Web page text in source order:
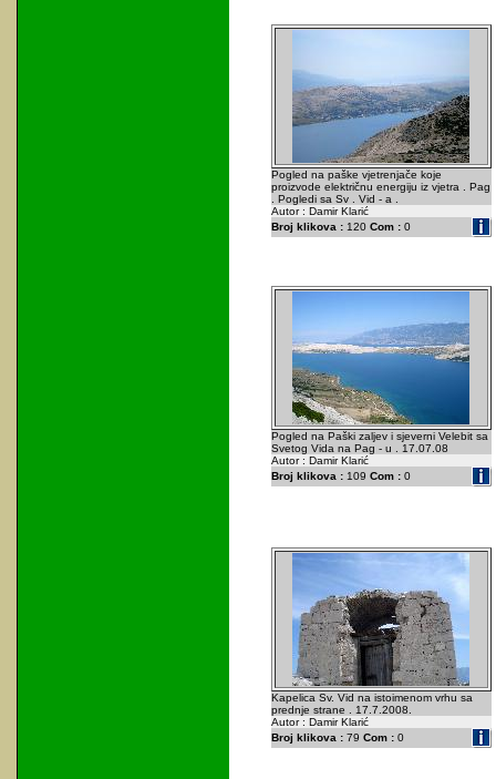
Pogled na paške vjetrenjače koje
proizvode električnu energiju iz vjetra . Pag
. Pogledi sa Sv . Vid - a .
Autor : Damir Klarić
Broj klikova :120 Com :0
Pogled na Paški zaljev i sjeverni Velebit sa
Svetog Vida na Pag - u . 17.07.08
Autor : Damir Klarić
Broj klikova :109 Com :0
Kapelica Sv. Vid na istoimenom vrhu sa
prednje strane . 17.7.2008.
Autor : Damir Klarić
Broj klikova :79 Com :0